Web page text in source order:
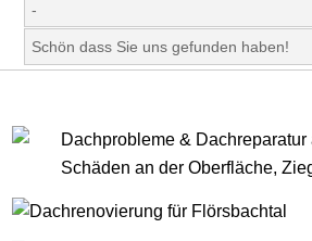
-
Schön dass Sie uns gefunden haben!